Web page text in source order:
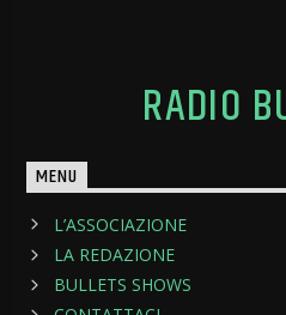
RADIO
MENU
L’ASSOCIAZIONE
LA REDAZIONE
BULLETS SHOWS